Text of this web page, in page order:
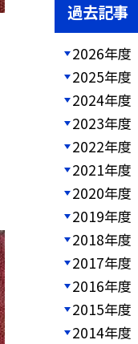
過去記事
2026年度
2025年度
2024年度
2023年度
2022年度
2021年度
2020年度
2019年度
2018年度
2017年度
2016年度
2015年度
2014年度